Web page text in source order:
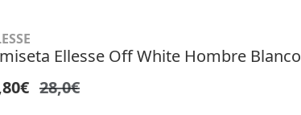
Ellesse Off White Hombre Blanco
28,0€